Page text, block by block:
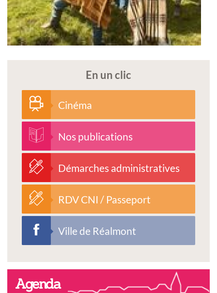
En un clic
Cinéma
Nos publications
Démarches administratives
RDV CNI / Passeport
Ville de Réalmont
Agenda